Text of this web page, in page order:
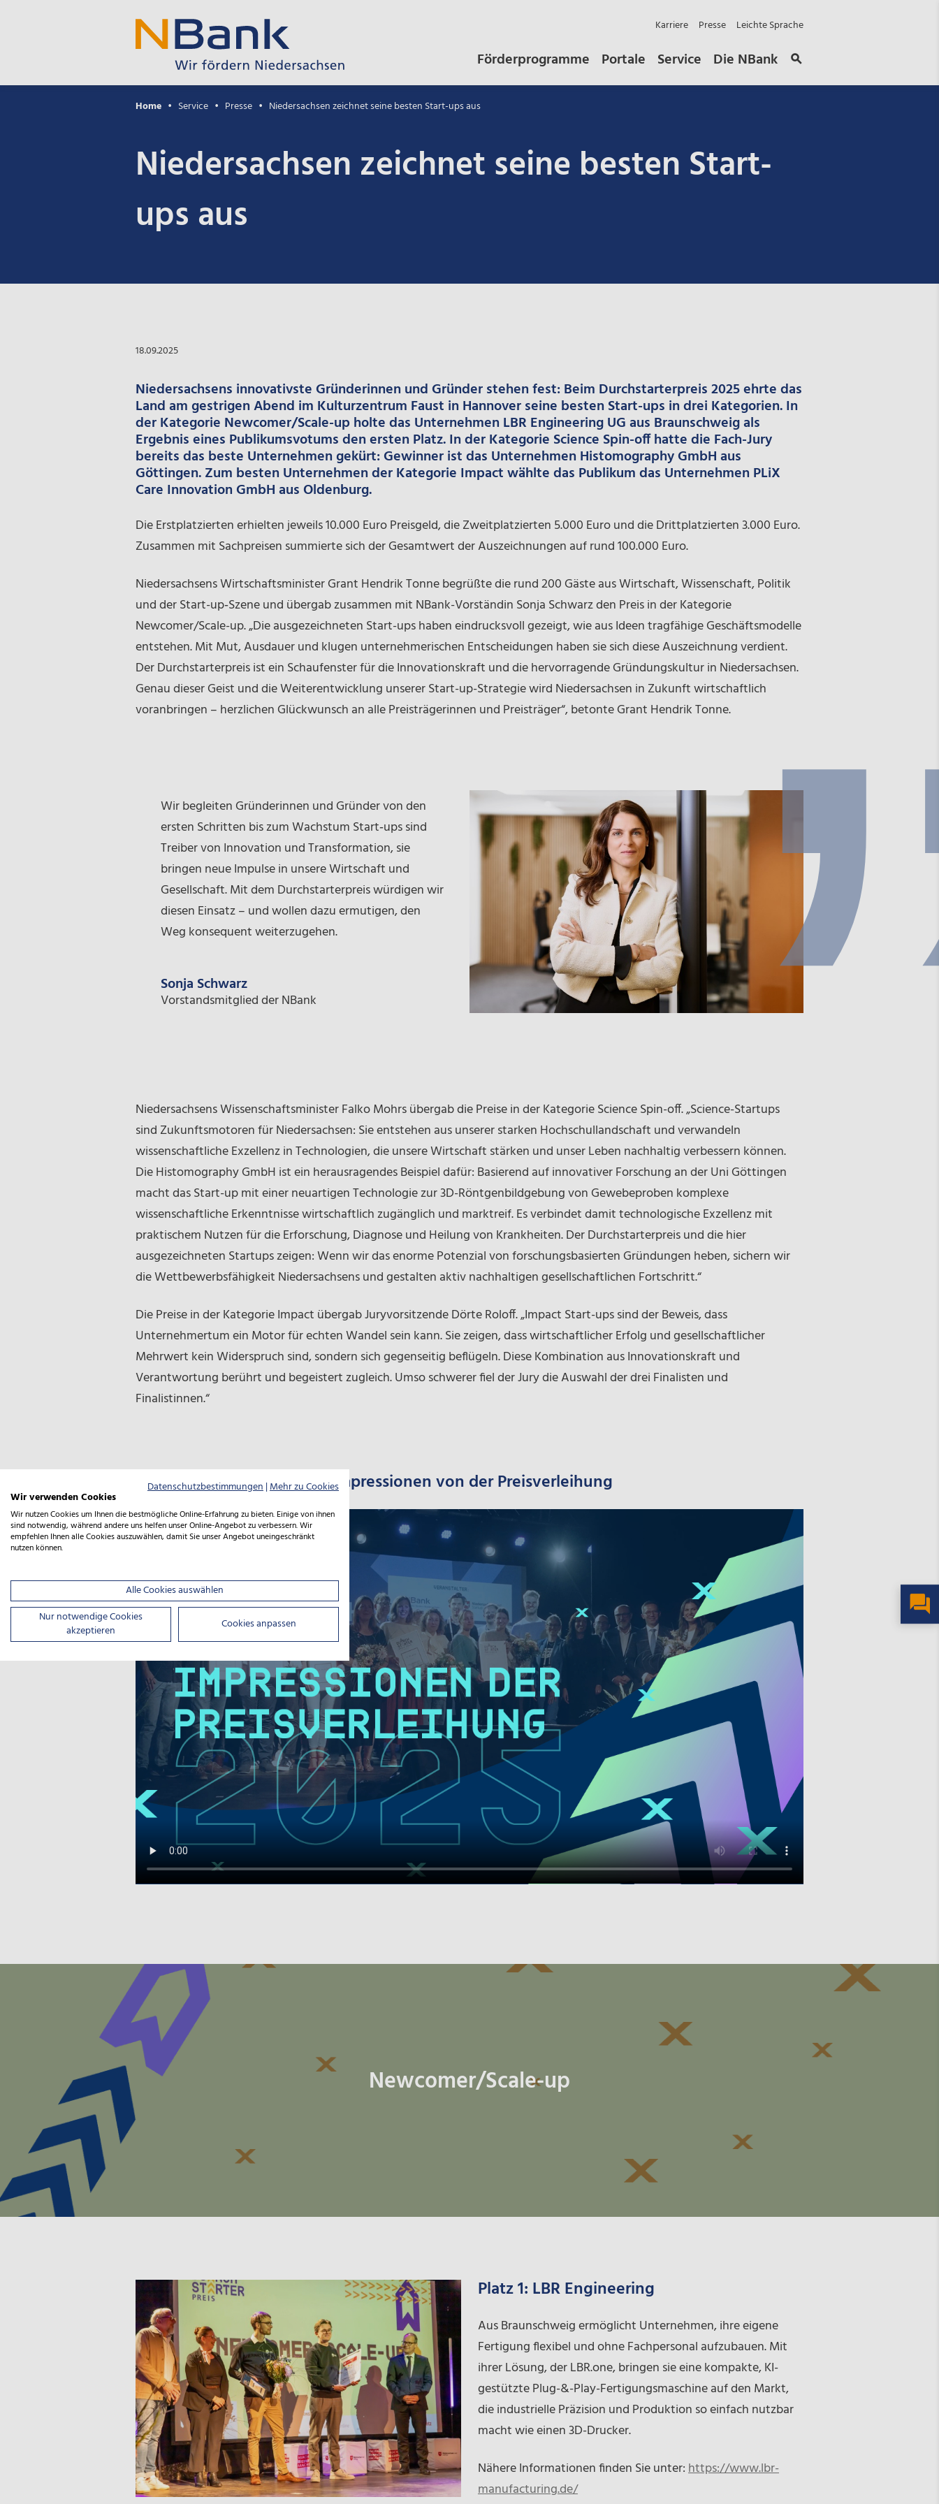
Karriere Presse Leichte Sprache
Förderprogramme Portale Service Die NBank
Home Service Presse Niedersachsen zeichnet seine besten Start-ups aus
Niedersachsen zeichnet seine besten Start-
ups aus
18.09.2025
Niedersachsens innovativste Gründerinnen und Gründer stehen fest: Beim Durchstarterpreis 2025 ehrte das
Land am gestrigen Abend im Kulturzentrum Faust in Hannover seine besten Start-ups in drei Kategorien. In
der Kategorie Newcomer/Scale-up holte das Unternehmen LBR Engineering UGaus Braunschweig als
Ergebnis eines Publikumsvotums den ersten Platz. In der Kategorie Science Spin-offhatte die Fach-Jury
bereits das beste Unternehmen gekürt: Gewinner ist das Unternehmen Histomography GmbHaus
Göttingen. Zum besten Unternehmen der Kategorie Impact wählte das Publikum das Unternehmen PLiX
Care Innovation GmbHaus Oldenburg.
Die Erstplatzierten erhielten jeweils 10.000 Euro Preisgeld, die Zweitplatzierten 5.000 Euro und die Drittplatzierten 3.000 Euro.
Zusammen mit Sachpreisen summierte sich der Gesamtwert der Auszeichnungen auf rund 100.000 Euro.
Niedersachsens Wirtschaftsminister Grant Hendrik Tonne begrüßte die rund 200 Gäste aus Wirtschaft, Wissenschaft, Politik
und der Start-up‑Szene und übergab zusammen mit NBank-Vorständin Sonja Schwarz den Preis in der Kategorie
Newcomer/Scale-up. „Die ausgezeichneten Start-ups haben eindrucksvoll gezeigt, wie aus Ideen tragfähige Geschäftsmodelle
entstehen. Mit Mut, Ausdauer und klugen unternehmerischen Entscheidungen haben sie sich diese Auszeichnung verdient.
Der Durchstarterpreis ist ein Schaufenster für die Innovationskraft und die hervorragende Gründungskultur in Niedersachsen.
Genau dieser Geist und die Weiterentwicklung unserer Start-up-Strategie wird Niedersachsen in Zukunft wirtschaftlich
voranbringen – herzlichen Glückwunsch an alle Preisträgerinnen und Preisträger“, betonte Grant Hendrik Tonne.
Wir begleiten Gründerinnen und Gründer von den
ersten Schritten bis zum Wachstum Start‑ups sind
Treiber von Innovation und Transformation, sie
bringen neue Impulse in unsere Wirtschaft und
Gesellschaft. Mit dem Durchstarterpreis würdigen wir
diesen Einsatz – und wollen dazu ermutigen, den
Weg konsequent weiterzugehen.
Sonja Schwarz
Vorstandsmitglied der NBank
Niedersachsens Wissenschaftsminister Falko Mohrs übergab die Preise in der Kategorie Science Spin-off. „Science-Startups
sind Zukunftsmotoren für Niedersachsen: Sie entstehen aus unserer starken Hochschullandschaft und verwandeln
wissenschaftliche Exzellenz in Technologien, die unsere Wirtschaft stärken und unser Leben nachhaltig verbessern können.
Die Histomography GmbH ist ein herausragendes Beispiel dafür: Basierend auf innovativer Forschung an der Uni Göttingen
macht das Start-up mit einer neuartigen Technologie zur 3D-Röntgenbildgebung von Gewebeproben komplexe
wissenschaftliche Erkenntnisse wirtschaftlich zugänglich und marktreif. Es verbindet damit technologische Exzellenz mit
praktischem Nutzen für die Erforschung, Diagnose und Heilung von Krankheiten. Der Durchstarterpreis und die hier
ausgezeichneten Startups zeigen: Wenn wir das enorme Potenzial von forschungsbasierten Gründungen heben, sichern wir
die Wettbewerbsfähigkeit Niedersachsens und gestalten aktiv nachhaltigen gesellschaftlichen Fortschritt.“
Die Preise in der Kategorie Impact übergab Juryvorsitzende Dörte Roloff. „Impact Start-ups sind der Beweis, dass
Unternehmertum ein Motor für echten Wandel sein kann. Sie zeigen, dass wirtschaftlicher Erfolg und gesellschaftlicher
Mehrwert kein Widerspruch sind, sondern sich gegenseitig beflügeln. Diese Kombination aus Innovationskraft und
Verantwortung berührt und begeistert zugleich. Umso schwerer fiel der Jury die Auswahl der drei Finalisten und
Finalistinnen.“
DurchSTARTer Preis 2025 - Impressionen von der Preisverleihung
Newcomer/Scale-up
Platz 1: LBR Engineering
Aus Braunschweig ermöglicht Unternehmen, ihre eigene
Fertigung flexibel und ohne Fachpersonal aufzubauen. Mit
ihrer Lösung, der LBR.one, bringen sie eine kompakte, KI-
gestützte Plug-&-Play-Fertigungsmaschine auf den Markt,
die industrielle Präzision und Produktion so einfach nutzbar
macht wie einen 3D-Drucker.
Nähere Informationen finden Sie unter:https://www.lbr-
manufacturing.de/
Datenschutzbestimmungen|Mehr zu Cookies
Wir verwenden Cookies
Wir nutzen Cookies um Ihnen die bestmögliche Online-Erfahrung zu bieten. Einige von ihnen
sind notwendig, während andere uns helfen unser Online-Angebot zu verbessern. Wir
empfehlen Ihnen alle Cookies auszuwählen, damit Sie unser Angebot uneingeschränkt
nutzen können.
Alle Cookies auswählen
Nur notwendige Cookies
akzeptieren
Cookies anpassen